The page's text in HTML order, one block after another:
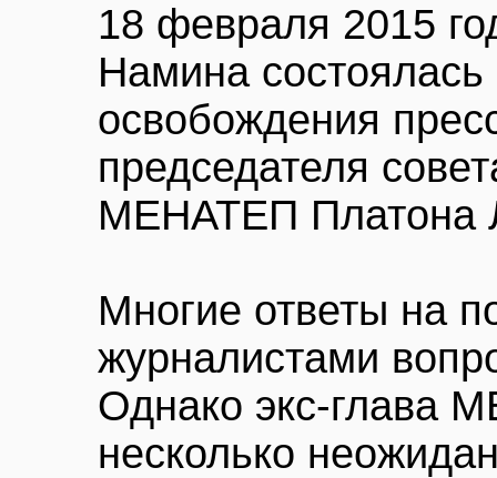
18 февраля 2015
Намина
освобождения
председателя
МЕНАТЕП Платона
Многие ответы на
журналистами
Однако экс-глава
несколько